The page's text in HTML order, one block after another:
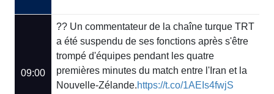
09:00
?? Un commentateur de la chaîne turque TRT
a été suspendu de ses fonctions après s'être
trompé d'équipes pendant les quatre
premières minutes du match entre l'Iran et la
Nouvelle-Zélande.https://t.co/1AEIs4fwjS